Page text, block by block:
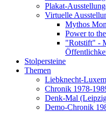
Plakat-
Virtuelle
Mythos
Power to
"Rotstift" -
Stolpersteine
Themen
Liebknecht-
Chronik 1978-
Denk-Mal
Demo-Chronik